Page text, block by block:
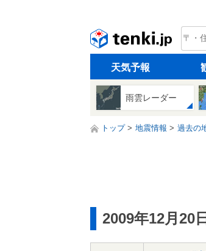
天気予報
雨雲レーダー
トップ 地震情報 過去の
2009年12月20